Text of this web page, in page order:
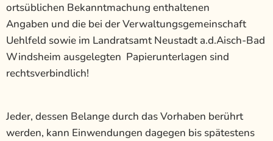
ortsüblichen Bekanntmachung enthaltenen
Angaben und die bei der Verwaltungsgemeinschaft
Uehlfeld sowie im Landratsamt Neustadt a.d.Aisch-Bad
Windsheim ausgelegten Papierunterlagen sind
rechtsverbindlich!
Jeder, dessen Belange durch das Vorhaben berührt
werden, kann Einwendungen dagegen bis spätestens